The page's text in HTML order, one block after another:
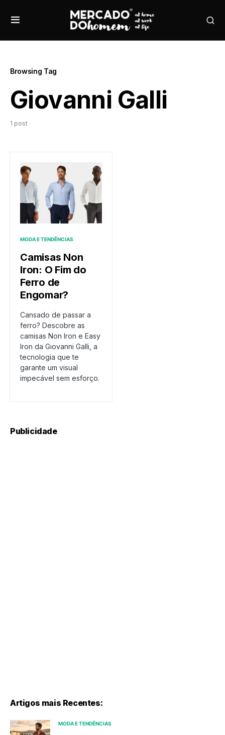
Browsing Tag
Giovanni Galli
1 post
MODA E TENDÊNCIAS
Camisas Non
Iron: O Fim do
Ferro de
Engomar?
Cansado de passar a
ferro? Descobre as
camisas Non Iron e Easy
Iron da Giovanni Galli, a
tecnologia que te
garante um visual
impecável sem esforço.
Publicidade
Artigos mais Recentes:
MODA E TENDÊNCIAS